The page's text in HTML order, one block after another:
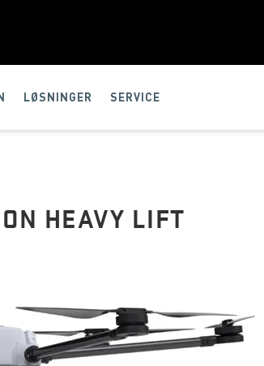
LØSNINGER SERVICE
HEAVY LIFT